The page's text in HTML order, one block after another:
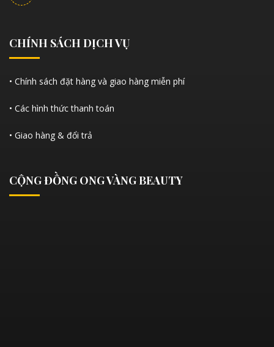
CHÍNH SÁCH DỊCH VỤ
• Chính sách đặt hàng và giao hàng miễn phí
• Các hình thức thanh toán
• Giao hàng & đổi trả
CỘNG ĐỒNG ONG VÀNG BEAUTY